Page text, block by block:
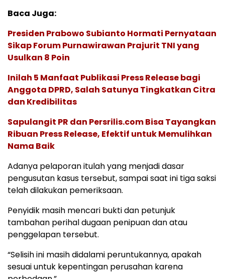
Baca Juga:
Presiden Prabowo Subianto Hormati Pernyataan
Sikap Forum Purnawirawan Prajurit TNI yang
Usulkan 8 Poin
Inilah 5 Manfaat Publikasi Press Release bagi
Anggota DPRD, Salah Satunya Tingkatkan Citra
dan Kredibilitas
Sapulangit PR dan Persrilis.com Bisa Tayangkan
Ribuan Press Release, Efektif untuk Memulihkan
Nama Baik
Adanya pelaporan itulah yang menjadi dasar
pengusutan kasus tersebut, sampai saat ini tiga saksi
telah dilakukan pemeriksaan.
Penyidik masih mencari bukti dan petunjuk
tambahan perihal dugaan penipuan dan atau
penggelapan tersebut.
“Selisih ini masih didalami peruntukannya, apakah
sesuai untuk kepentingan perusahan karena